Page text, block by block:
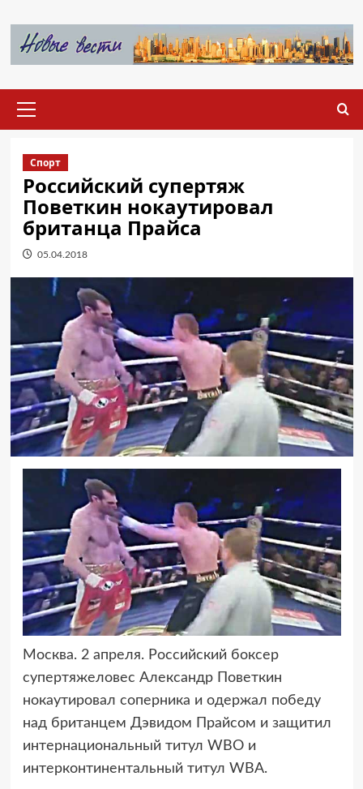
содержимому
меню
Спорт
Российский супертяж
Поветкин нокаутировал
британца Прайса
05.04.2018
Москва. 2 апреля. Российский боксер
супертяжеловес Александр Поветкин
нокаутировал соперника и одержал победу
над британцем Дэвидом Прайсом и защитил
интернациональный титул WBO и
интерконтинентальный титул WBA.